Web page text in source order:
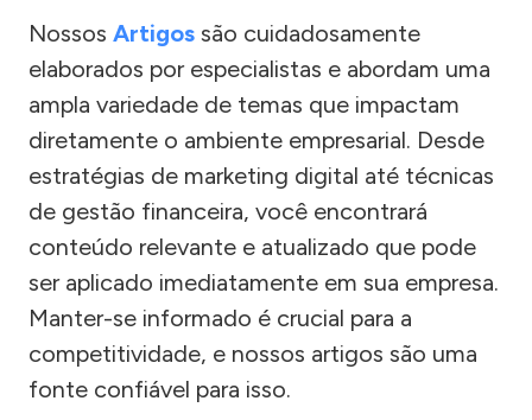
Nossos Artigos são cuidadosamente
elaborados por especialistas e abordam uma
ampla variedade de temas que impactam
diretamente o ambiente empresarial. Desde
estratégias de marketing digital até técnicas
de gestão financeira, você encontrará
conteúdo relevante e atualizado que pode
ser aplicado imediatamente em sua empresa.
Manter-se informado é crucial para a
competitividade, e nossos artigos são uma
fonte confiável para isso.